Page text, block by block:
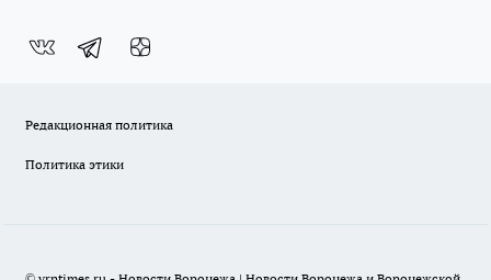
Редакционная политика
Политика этики